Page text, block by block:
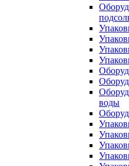
воды